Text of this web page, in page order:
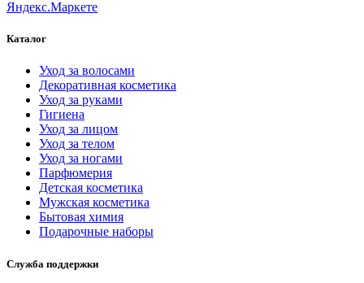
Каталог
Уход за волосами
Декоративная косметика
Уход за руками
Гигиена
Уход за лицом
Уход за телом
Уход за ногами
Парфюмерия
Детская косметика
Мужская косметика
Бытовая химия
Подарочные наборы
Служба поддержки